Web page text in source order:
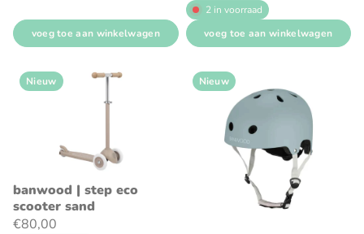
voeg toe aan winkelwagen
2 in voorraad
voeg toe aan winkelwagen
Nieuw
banwood | step eco
scooter sand
€80,00
Nieuw